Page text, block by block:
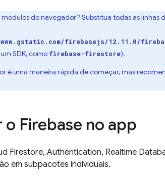
módulos do navegador? Substitua todas as linhas
firebasejs/12.11.0/
SDK, como firebase-firestore).
é uma maneira rápida de começar, mas
o Firebase no app
Firestore, Authentication, Realtime
em subpacotes individuais.